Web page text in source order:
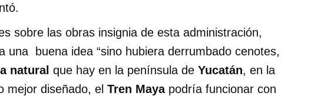
sobre las obras insignia de esta administración,
una buena idea “sino hubiera derrumbado cenotes,
natural que hay en la península de Yucatán, en la
mejor diseñado, el Tren Mayapodría funcionar con